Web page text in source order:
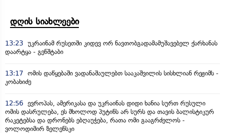
დღის სიახლეები
13:23 უკრაინამ რუსეთში კიდევ ორ ნავთობგადამამუშავებელ ქარხანას
დაარტყა - გენშტაბი
13:17 ომის დაწყებაში ვადანაშაულებთ სააკაშვილის სისხლიან რეჟიმს -
კობახიძე
12:56 ევროპას, ამერიკასა და უკრაინას დიდი ხანია სურთ რუსული
ომის დასრულება, ეს მხოლოდ პუტინს არ სურს და თავის ბალისტიკურ
რაკეტებსა და დრონებს ებღაუჭება, რათა ომი გააგრძელოს -
ვოლოდიმირ ზელენსკი